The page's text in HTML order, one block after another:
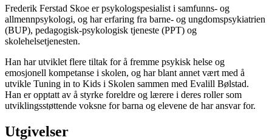
Frederik Ferstad Skoe er psykologspesialist i samfunns- og
allmennpsykologi, og har erfaring fra barne- og ungdomspsykiatrien
(BUP), pedagogisk-psykologisk tjeneste (PPT) og
skolehelsetjenesten.
Han har utviklet flere tiltak for å fremme psykisk helse og
emosjonell kompetanse i skolen, og har blant annet vært med å
utvikle Tuning in to Kids i Skolen sammen med Evalill Bølstad.
Han er opptatt av å styrke foreldre og lærere i deres roller som
utviklingsstøttende voksne for barna og elevene de har ansvar for.
Utgivelser